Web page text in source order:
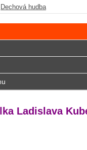
Dechová hudba
Ladislava